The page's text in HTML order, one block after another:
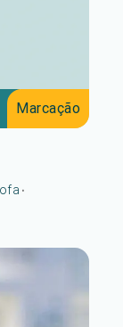
Marcação
•